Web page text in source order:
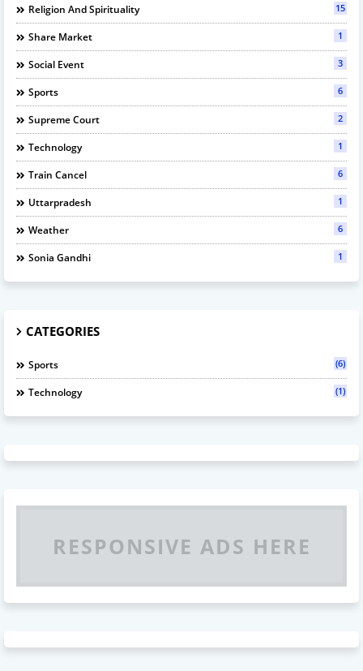
Religion And Spirituality 15
Share Market 1
Social Event 3
Sports 6
Supreme Court 2
Technology 1
Train Cancel 6
Uttarpradesh 1
Weather 6
Sonia Gandhi 1
CATEGORIES
Sports (6)
Technology (1)
RESPONSIVE ADS HERE